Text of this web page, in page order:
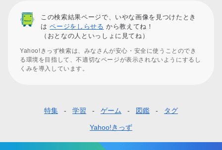
この検索結果ページで、いやな画像を見つけたとき
はページをしらせる から教えてね！
（おとなの人といっしょに見てね）
Yahoo!きっず検索は、みなさんが安心・安全に使うことのでき
る環境を目指して、不適切なページが表示されないようにするし
くみを導入しています。
タ
特集 学習 ゲーム 図鑑 タグ
Yahoo!きっず